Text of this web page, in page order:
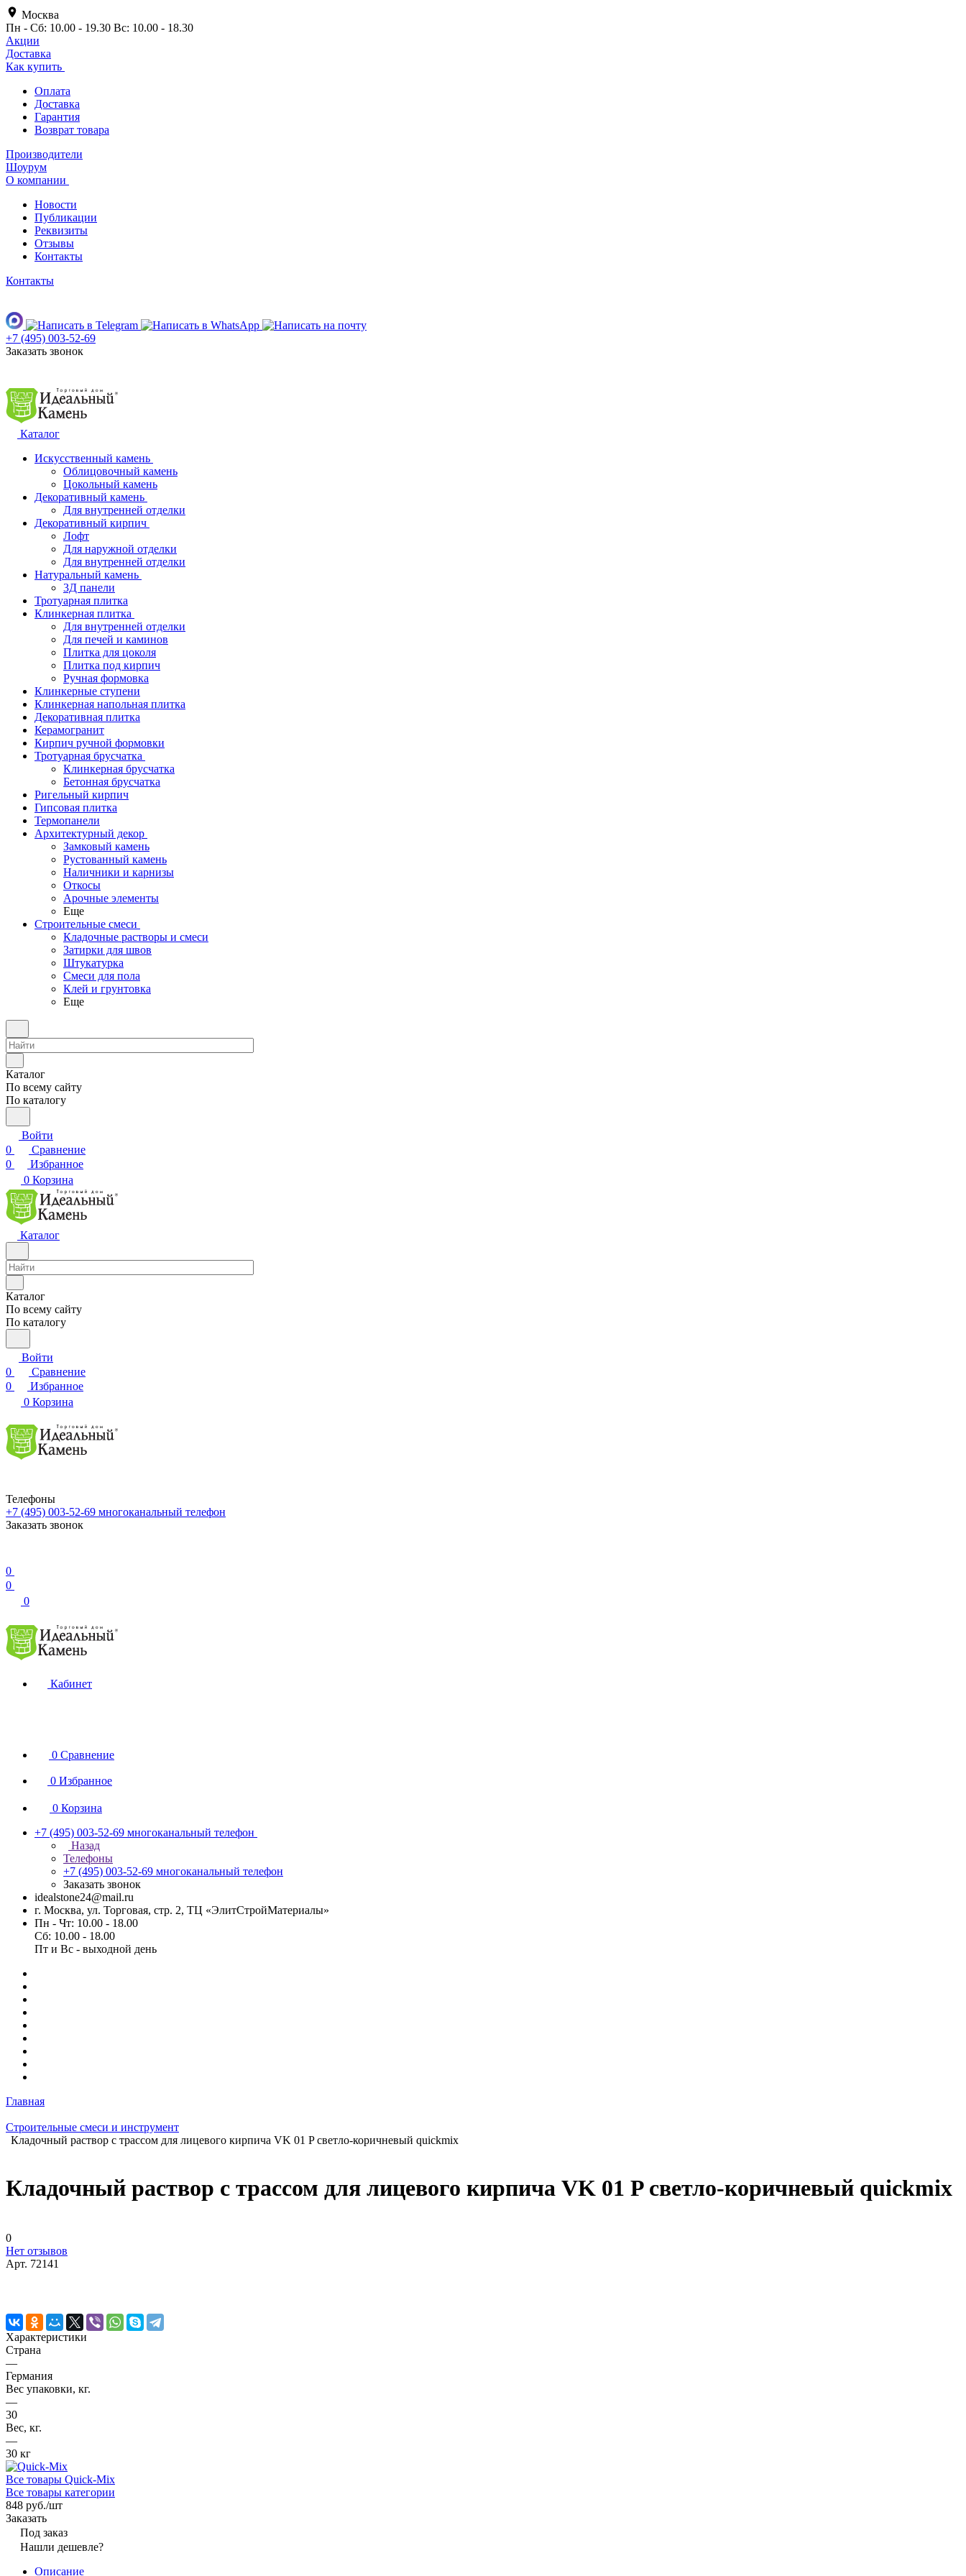
Москва
Пн - Сб: 10.00 - 19.30 Вс: 10.00 - 18.30
Акции
Доставка
Как купить
Оплата
Доставка
Гарантия
Возврат товара
Производители
Шоурум
О компании
Новости
Публикации
Реквизиты
Отзывы
Контакты
Контакты
+7 (495) 003-52-69
Заказать звонок
Каталог
Искусственный камень
Облицовочный камень
Цокольный камень
Декоративный камень
Для внутренней отделки
Декоративный кирпич
Лофт
Для наружной отделки
Для внутренней отделки
Натуральный камень
3Д панели
Тротуарная плитка
Клинкерная плитка
Для внутренней отделки
Для печей и каминов
Плитка для цоколя
Плитка под кирпич
Ручная формовка
Клинкерные ступени
Клинкерная напольная плитка
Декоративная плитка
Керамогранит
Кирпич ручной формовки
Тротуарная брусчатка
Клинкерная брусчатка
Бетонная брусчатка
Ригельный кирпич
Гипсовая плитка
Термопанели
Архитектурный декор
Замковый камень
Рустованный камень
Наличники и карнизы
Откосы
Арочные элементы
Еще
Строительные смеси
Кладочные растворы и смеси
Затирки для швов
Штукатурка
Смеси для пола
Клей и грунтовка
Еще
Каталог
По всему сайту
По каталогу
Войти
0
Сравнение
0
Избранное
0 Корзина
Каталог
Каталог
По всему сайту
По каталогу
Войти
0
Сравнение
0
Избранное
0 Корзина
Телефоны
+7 (495) 003-52-69 многоканальный телефон
Заказать звонок
0
0
0
Кабинет
0 Сравнение
0 Избранное
0 Корзина
+7 (495) 003-52-69 многоканальный телефон
Назад
Телефоны
+7 (495) 003-52-69 многоканальный телефон
Заказать звонок
idealstone24@mail.ru
г. Москва, ул. Торговая, стр. 2, ТЦ «ЭлитСтройМатериалы»
Пн - Чт: 10.00 - 18.00
Сб: 10.00 - 18.00
Пт и Вс - выходной день
Главная
Строительные смеси и инструмент
Кладочный раствор с трассом для лицевого кирпича VK 01 P светло-коричневый quickmix
Кладочный раствор с трассом для лицевого кирпича VK 01 P светло-коричневый quickmix
0
Нет отзывов
Арт. 72141
Характеристики
Страна
—
Германия
Вес упаковки, кг.
—
30
Вес, кг.
—
30 кг
Все товары Quick-Mix
Все товары категории
848 руб./шт
Заказать
Под заказ
Нашли дешевле?
Описание